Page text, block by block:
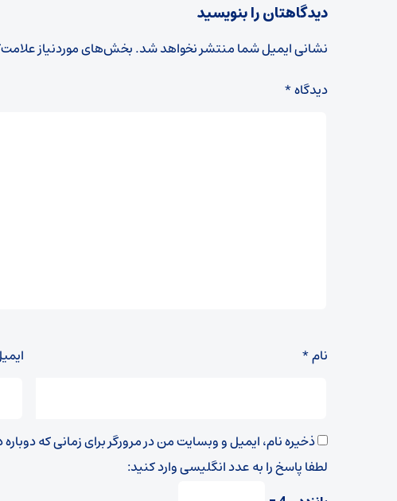
دیدگاهتان را بنویسید
نشانی ایمیل شما منتشر نخواهد شد.بخش‌های موردنیاز
دیدگاه*
نام*
ذخیره نام، ایمیل و وبسایت من در مرورگر برای زمانی که
لطفا پاسخ را به عدد انگلیسی وارد کنید: